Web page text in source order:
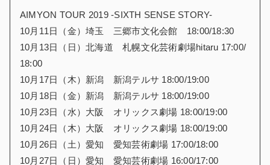
AIMYON TOUR 2019 -SIXTH SENSE STORY-
10月11日（金）埼玉 三郷市文化会館 18:00/18:30
10月13日（日）北海道 札幌文化芸術劇場hitaru 17:00/
18:00
10月17日（木）新潟 新潟テルサ 18:00/19:00
10月18日（金）新潟 新潟テルサ 18:00/19:00
10月23日（水）大阪 オリックス劇場 18:00/19:00
10月24日（木）大阪 オリックス劇場 18:00/19:00
10月26日（土）愛知 愛知芸術劇場 17:00/18:00
10月27日（日）愛知 愛知芸術劇場 16:00/17:00